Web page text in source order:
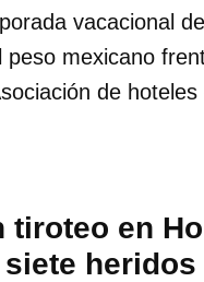
vacacional
mexicano
de
tiroteo en
heridos